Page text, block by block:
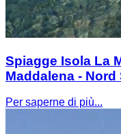
Spiagge Isola La
Maddalena - Nord
Per saperne di più...